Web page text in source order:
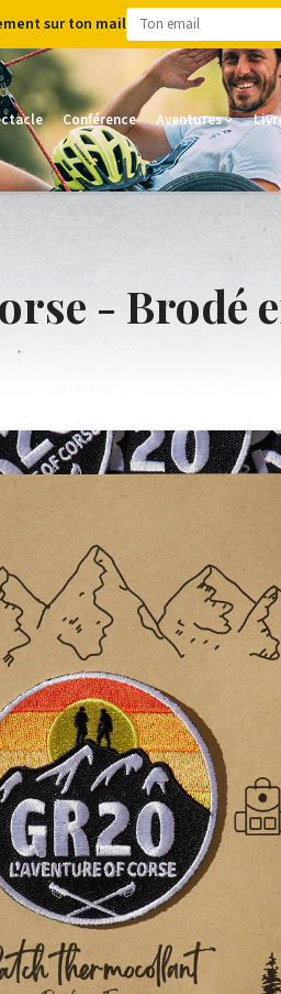
sur ton mail
Conférence Aventures
- Brodé